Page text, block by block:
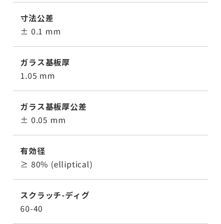
寸法公差
± 0.1 mm
ガラス基板厚
1.05 mm
ガラス基板厚公差
± 0.05 mm
有効径
≥ 80% (elliptical)
スクラッチ-ディグ
60-40